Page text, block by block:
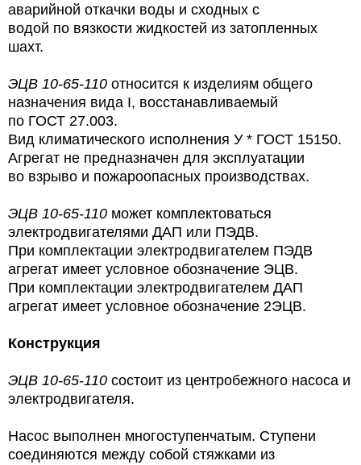
аварийной откачки воды и сходных с
водой по вязкости жидкостей из затопленных
шахт.
ЭЦВ 10-65-110 относится к изделиям общего
назначения вида I, восстанавливаемый
по ГОСТ 27.003.
Вид климатического исполнения У * ГОСТ 15150.
Агрегат не предназначен для эксплуатации
во взрыво и пожароопасных производствах.
ЭЦВ 10-65-110 может комплектоваться
электродвигателями ДАП или ПЭДВ.
При комплектации электродвигателем ПЭДВ
агрегат имеет условное обозначение ЭЦВ.
При комплектации электродвигателем ДАП
агрегат имеет условное обозначение 2ЭЦВ.
Конструкция
ЭЦВ 10-65-110 состоит из центробежного насоса и
электродвигателя.
Насос выполнен многоступенчатым. Ступени
соединяются между собой стяжками из